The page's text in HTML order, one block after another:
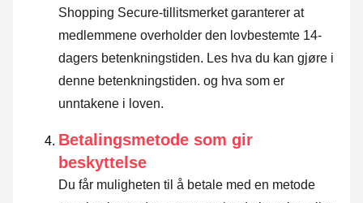
Shopping Secure-tillitsmerket garanterer at
medlemmene overholder den lovbestemte 14-
dagers betenkningstiden. Les hva du kan gjøre i
denne betenkningstiden. og hva som er
unntakene i loven.
Betalingsmetode som gir
beskyttelse
Du får muligheten til å betale med en metode